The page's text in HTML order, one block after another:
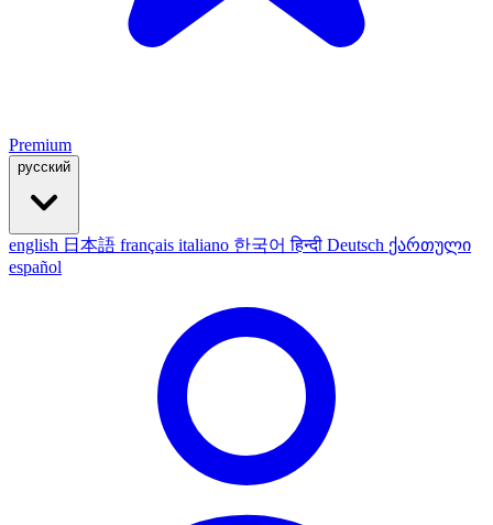
Premium
русский
english 日本語 français italiano 한국어हिन्दी Deutsch ქართული
español